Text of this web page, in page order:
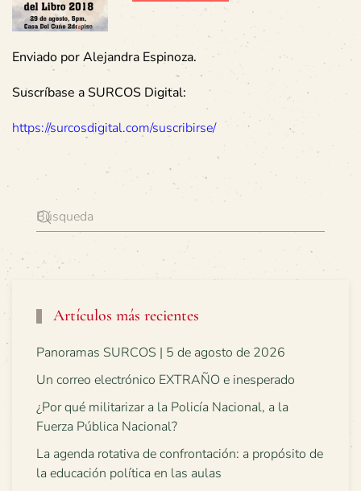
Enviado por Alejandra Espinoza.
Suscríbase a SURCOS Digital:
https://surcosdigital.com/suscribirse/
Artículos más recientes
Panoramas SURCOS | 5 de agosto de 2026
Un correo electrónico EXTRAÑO e inesperado
¿Por qué militarizar a la Policía Nacional, a la
Fuerza Pública Nacional?
La agenda rotativa de confrontación: a propósito de
la educación política en las aulas